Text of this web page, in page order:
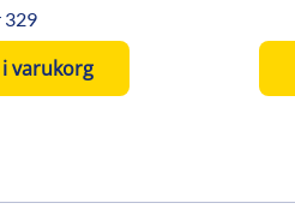
329
varukorg